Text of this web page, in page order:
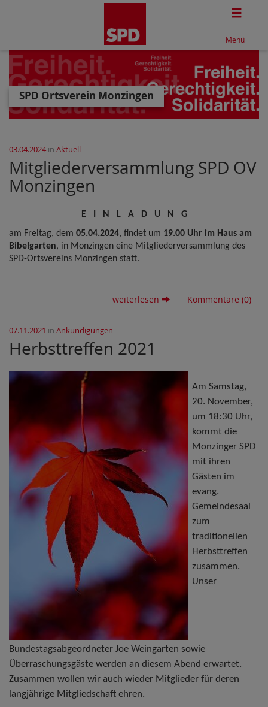
Menü
SPD Ortsverein Monzingen
03.04.2024 in Aktuell
Mitgliederversammlung SPD OV
Monzingen
E I N L A D U N G
am Freitag, dem 05.04.2024, findet um 19.00 Uhr im Haus am
Bibelgarten, in Monzingen eine Mitgliederversammlung des
SPD-Ortsvereins Monzingen statt.
weiterlesen Kommentare (0)
07.11.2021 in Ankündigungen
Herbsttreffen 2021
Am Samstag,
20. November,
um 18:30 Uhr,
kommt die
Monzinger SPD
mit ihren
Gästen im
evang.
Gemeindesaal
zum
traditionellen
Herbsttreffen
zusammen.
Unser
Bundestagsabgeordneter Joe Weingarten sowie
Überraschungsgäste werden an diesem Abend erwartet.
Zusammen wollen wir auch wieder Mitglieder für deren
langjährige Mitgliedschaft ehren.